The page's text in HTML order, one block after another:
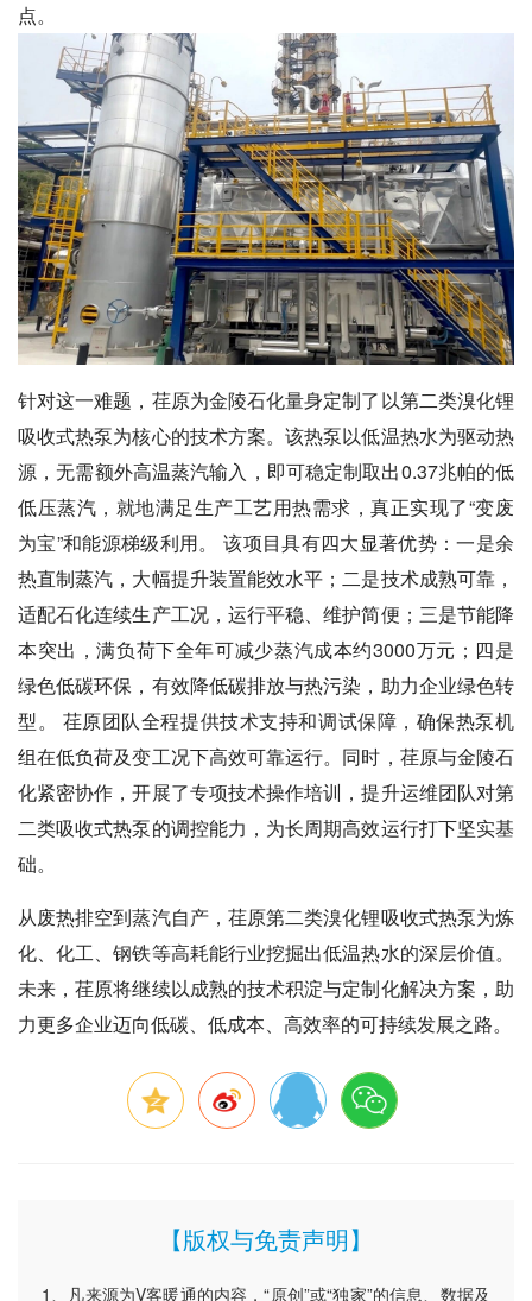
点。
针对这一难题，荏原为金陵石化量身定制了以第二类溴化锂
吸收式热泵为核心的技术方案。该热泵以低温热水为驱动热
源，无需额外高温蒸汽输入，即可稳定制取出0.37兆帕的低
低压蒸汽，就地满足生产工艺用热需求，真正实现了“变废
为宝”和能源梯级利用。 该项目具有四大显著优势：一是余
热直制蒸汽，大幅提升装置能效水平；二是技术成熟可靠，
适配石化连续生产工况，运行平稳、维护简便；三是节能降
本突出，满负荷下全年可减少蒸汽成本约3000万元；四是
绿色低碳环保，有效降低碳排放与热污染，助力企业绿色转
型。 荏原团队全程提供技术支持和调试保障，确保热泵机
组在低负荷及变工况下高效可靠运行。同时，荏原与金陵石
化紧密协作，开展了专项技术操作培训，提升运维团队对第
二类吸收式热泵的调控能力，为长周期高效运行打下坚实基
础。
从废热排空到蒸汽自产，荏原第二类溴化锂吸收式热泵为炼
化、化工、钢铁等高耗能行业挖掘出低温热水的深层价值。
未来，荏原将继续以成熟的技术积淀与定制化解决方案，助
力更多企业迈向低碳、低成本、高效率的可持续发展之路。
【版权与免责声明】
1、凡来源为V客暖通的内容，“原创”或“独家”的信息、数据及